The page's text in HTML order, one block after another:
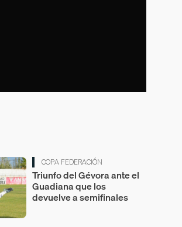
COPA FEDERACIÓN
Triunfo del Gévora ante el
Guadiana que los
devuelve a semifinales